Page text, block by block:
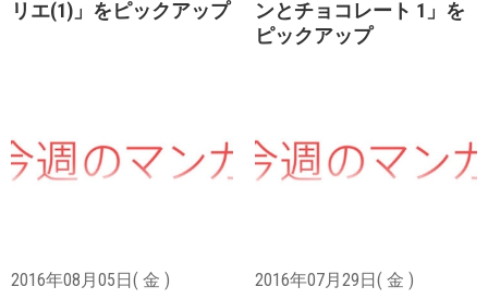
リエ(1)」をピックアップ
ンとチョコレート 1」を
ピックアップ
2016年08月05日( 金 ) 2016年07月29日( 金 )